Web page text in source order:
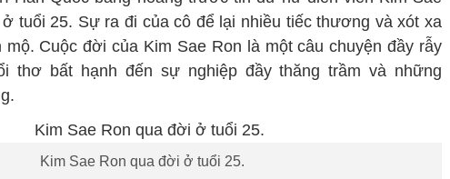
tuổi 25. Sự ra đi của cô để lại nhiều tiếc thương và xót xa
Cuộc đời của Kim Sae Ron là một câu chuyện đầy rẫy
thơ bất hạnh đến sự nghiệp đầy thăng trầm và những
Kim Sae Ron qua đời ở tuổi 25.